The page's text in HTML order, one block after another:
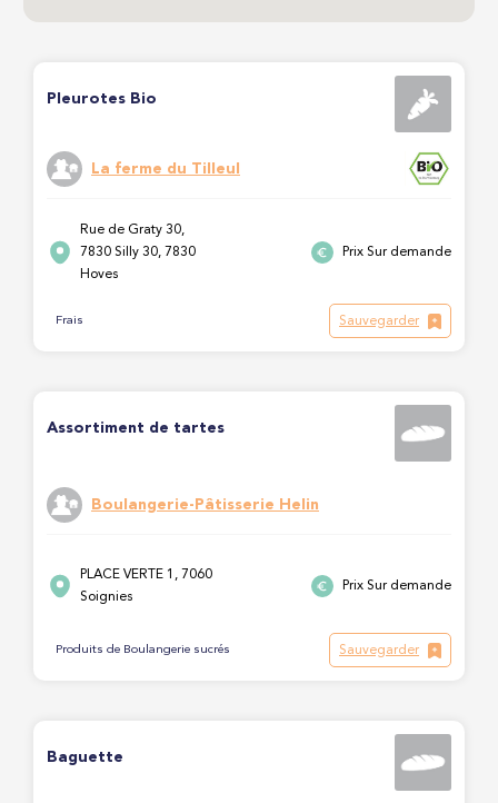
Pleurotes Bio
La ferme du Tilleul
Rue de Graty 30,
7830 Silly 30, 7830
Hoves
Prix Sur demande
Frais Sauvegarder
Assortiment de tartes
Boulangerie-Pâtisserie Helin
PLACE VERTE 1, 7060
Soignies
Prix Sur demande
Produits de Boulangerie sucrés Sauvegarder
Baguette